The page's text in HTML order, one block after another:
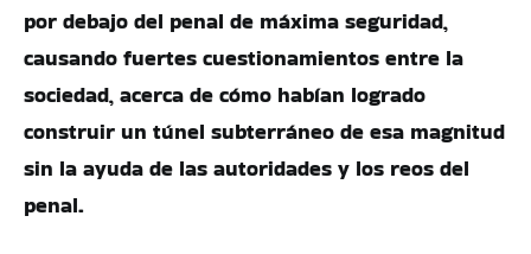
por debajo del penal de máxima seguridad,
causando fuertes cuestionamientos entre la
sociedad, acerca de cómo habían logrado
construir un túnel subterráneo de esa magnitud
sin la ayuda de las autoridades y los reos del
penal.